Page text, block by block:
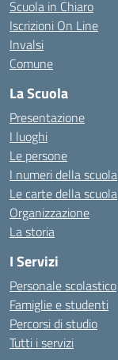
Scuola in Chiaro
Iscrizioni On Line
Invalsi
Comune
La Scuola
Presentazione
I luoghi
Le persone
I numeri della scuola
Le carte della scuola
Organizzazione
La storia
I Servizi
Personale scolastico
Famiglie e studenti
Percorsi di studio
Tutti i servizi